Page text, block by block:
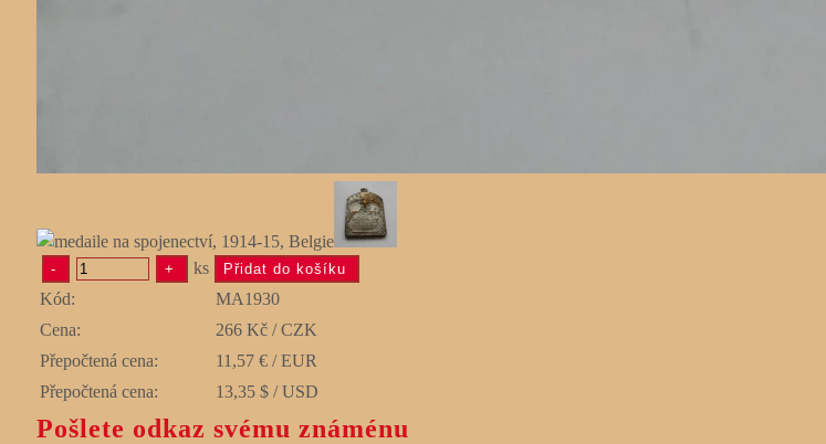
ks
Kód:
MA1930
Cena:
266 Kč / CZK
Přepočtená cena:
11,57 € / EUR
Přepočtená cena:
13,35 $ / USD
Pošlete odkaz svému známénu